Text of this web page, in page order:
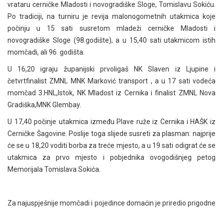
vrataru cerničke Mladosti i novogradiške Sloge, Tomislavu Sokiću.
Po tradiciji, na turniru je revija malonogometnih utakmica koje
počinju u 15 sati susretom mladeži cerničke Mladosti i
novogradiške Sloge (98.godište), a u 15,40 sati utakmicom istih
momčadi, ali 96. godišta.
U 16,20 igraju županijski prvoligaš NK Slaven iz Ljupine i
četvrtfinalist ZMNL MNK Marković transport , a u 17 sati vodeća
momčad 3.HNL,Istok, NK Mladost iz Cernika i finalist ZMNL Nova
Gradiška,MNK Glembay.
U 17,40 počinje utakmica između Plave ruže iz Cernika i HAŠK iz
Cerničke Šagovine. Poslije toga slijede susreti za plasman: najprije
će se u 18,20 voditi borba za treće mjesto, a u 19 sati odigrat će se
utakmica za prvo mjesto i pobjednika ovogodišnjeg petog
Memorijala Tomislava Sokića.
Za najuspješnije momčadi i pojedince domaćin je priredio prigodne